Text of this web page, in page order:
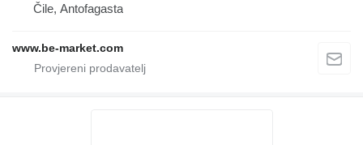
Čile, Antofagasta
www.be-market.com